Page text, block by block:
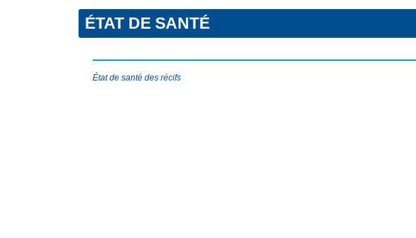
ÉTAT DE SANTÉ
État de santé des récifs